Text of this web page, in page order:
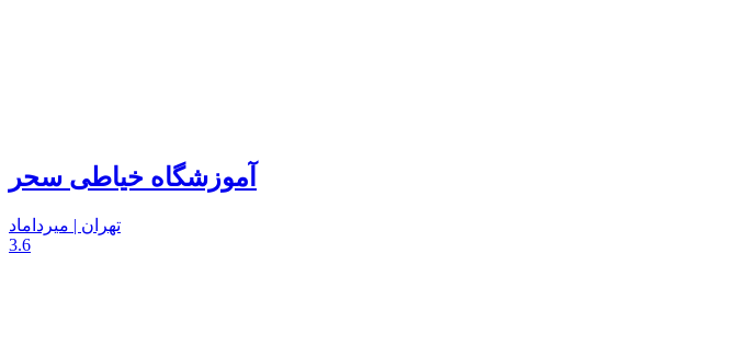
آموزشگاه خیاطی سحر
تهران | میرداماد
3.6